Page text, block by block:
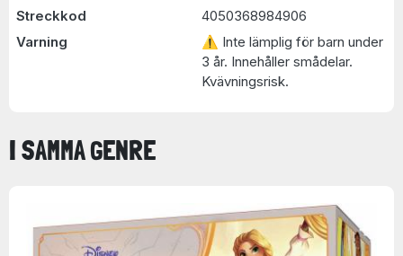
Streckkod
4050368984906
Varning
⚠ Inte lämplig för barn under
3 år. Innehåller smådelar.
Kvävningsrisk.
I SAMMA GENRE